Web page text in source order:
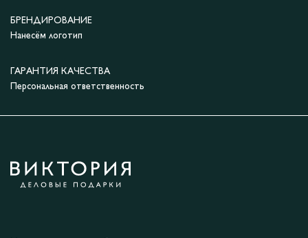
БРЕНДИРОВАНИЕ
Нанесём логотип
ГАРАНТИЯ КАЧЕСТВА
Персональная ответственность